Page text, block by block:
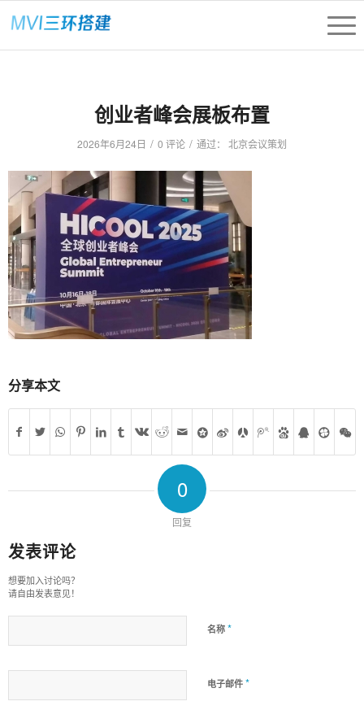
创业者峰会展板布置
2026年6月24日 / 0 评论 / 通过： 北京会议策划
分享本文
0
回复
发表评论
想要加入讨论吗？
请自由发表意见！
名称 *
电子邮件 *